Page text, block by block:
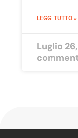
LEGGI TUTTO »
Luglio